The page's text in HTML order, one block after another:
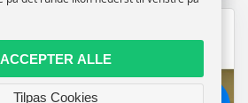
ACCEPTER ALLE
Tilpas Cookies